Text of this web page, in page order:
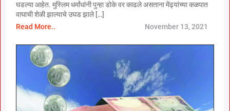
घडल्या आहेत. मुस्लिम धर्मांधांनी पुन्हा डोके वर काढले असताना मेंढ्यांच्या कळपात
वाघाची शेळी झाल्याचे उघड झाले […]
Read More..
November 13, 2021